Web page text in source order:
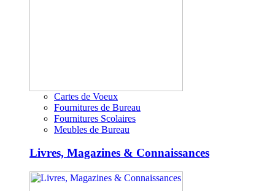
Cartes de Voeux
Fournitures de Bureau
Fournitures Scolaires
Meubles de Bureau
Livres, Magazines & Connaissances